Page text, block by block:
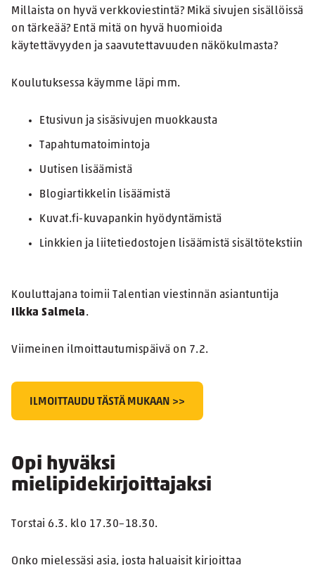
Millaista on hyvä verkkoviestintä? Mikä sivujen sisällöissä
on tärkeää? Entä mitä on hyvä huomioida
käytettävyyden ja saavutettavuuden näkökulmasta?
Koulutuksessa käymme läpi mm.
Etusivun ja sisäsivujen muokkausta
Tapahtumatoimintoja
Uutisen lisäämistä
Blogiartikkelin lisäämistä
Kuvat.fi-kuvapankin hyödyntämistä
Linkkien ja liitetiedostojen lisäämistä sisältötekstiin
Kouluttajana toimii Talentian viestinnän asiantuntija
Ilkka Salmela.
Viimeinen ilmoittautumispäivä on 7.2.
ILMOITTAUDU TÄSTÄ MUKAAN >>
Opi hyväksi
mielipidekirjoittajaksi
Torstai 6.3. klo 17.30–18.30.
Onko mielessäsi asia, josta haluaisit kirjoittaa